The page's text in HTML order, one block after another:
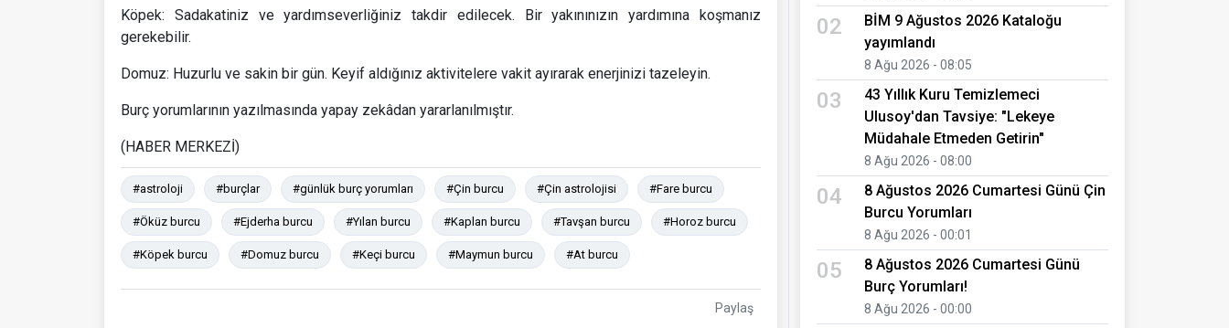
Köpek: Sadakatiniz ve yardımseverliğiniz takdir edilecek. Bir yakınınızın yardımına koşmanız
gerekebilir.
Domuz: Huzurlu ve sakin bir gün. Keyif aldığınız aktivitelere vakit ayırarak enerjinizi tazeleyin.
Burç yorumlarının yazılmasında yapay zekâdan yararlanılmıştır.
(HABER MERKEZİ)
#astroloji #burçlar #günlük burç yorumları #Çin burcu #Çin astrolojisi #Fare burcu
#Öküz burcu #Ejderha burcu #Yılan burcu #Kaplan burcu #Tavşan burcu #Horoz burcu
#Köpek burcu #Domuz burcu #Keçi burcu #Maymun burcu #At burcu
Paylaş
02
BİM 9 Ağustos 2026 Kataloğu
yayımlandı
8 Ağu 2026 - 08:05
03
43 Yıllık Kuru Temizlemeci
Ulusoy'dan Tavsiye: "Lekeye
Müdahale Etmeden Getirin"
8 Ağu 2026 - 08:00
04
8 Ağustos 2026 Cumartesi Günü Çin
Burcu Yorumları
8 Ağu 2026 - 00:01
05
8 Ağustos 2026 Cumartesi Günü
Burç Yorumları!
8 Ağu 2026 - 00:00